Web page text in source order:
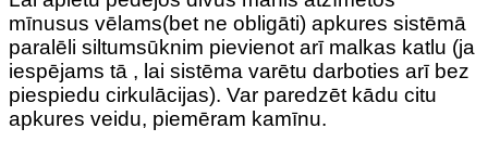
mīnusus vēlams(bet ne obligāti) apkures sistēmā
paralēli siltumsūknim pievienot arī malkas katlu (ja
iespējams tā , lai sistēma varētu darboties arī bez
piespiedu cirkulācijas). Var paredzēt kādu citu
apkures veidu, piemēram kamīnu.